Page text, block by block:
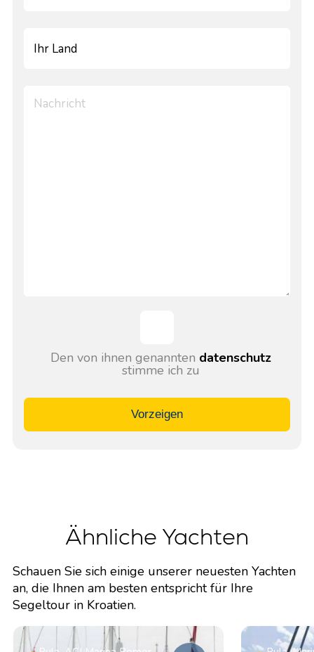
Den von ihnen genannten datenschutz
stimme ich zu
Vorzeigen
Ähnliche Yachten
Schauen Sie sich einige unserer neuesten Yachten
an, die Ihnen am besten entspricht für Ihre
Segeltour in Kroatien.